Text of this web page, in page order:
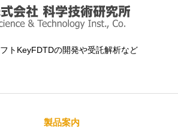
トKeyFDTDの開発や受託解析など
製品案内